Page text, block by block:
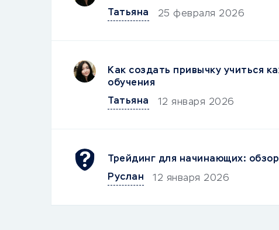
Татьяна
25 февраля 2026
Как создать привычку учиться
обучения
Татьяна
12 января 2026
Трейдинг для начинающих:
Руслан
12 января 2026